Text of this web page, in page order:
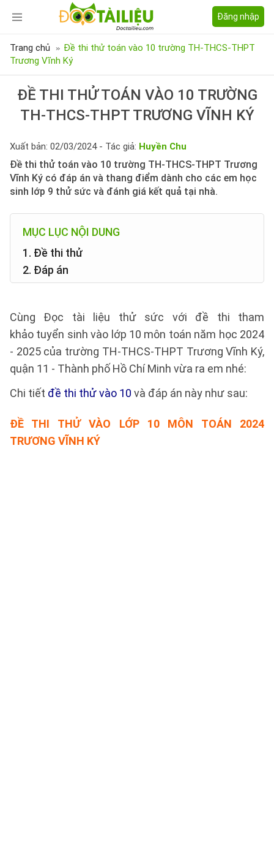
Đăng nhập
Trang chủ
Đề thi thử toán vào 10 trường TH-THCS-THPT
Trương Vĩnh Ký
ĐỀ THI THỬ TOÁN VÀO 10 TRƯỜNG
TH-THCS-THPT TRƯƠNG VĨNH KÝ
Xuất bản: 02/03/2024 - Tác giả: Huyền Chu
Đề thi thử toán vào 10 trường TH-THCS-THPT Trương
Vĩnh Ký có đáp án và thang điểm dành cho các em học
sinh lớp 9 thử sức và đánh giá kết quả tại nhà.
MỤC LỤC NỘI DUNG
1. Đề thi thử
2. Đáp án
Cùng Đọc tài liệu thử sức với đề thi tham
khảo tuyển sinh vào lớp 10 môn toán năm học 2024
- 2025 của trường TH-THCS-THPT Trương Vĩnh Ký,
quận 11 - Thành phố Hồ Chí Minh vừa ra em nhé:
Chi tiết đề thi thử vào 10 và đáp án này như sau:
ĐỀ THI THỬVÀO LỚP 10 MÔN TOÁN 2024
TRƯƠNG VĨNH KÝ